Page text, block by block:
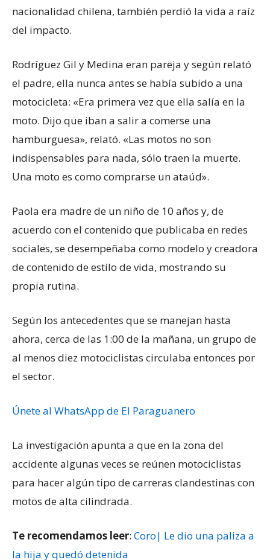
nacionalidad chilena, también perdió la vida a raíz
del impacto.
Rodríguez Gil y Medina eran pareja y según relató
el padre, ella nunca antes se había subido a una
motocicleta: «Era primera vez que ella salía en la
moto. Dijo que iban a salir a comerse una
hamburguesa», relató. «Las motos no son
indispensables para nada, sólo traen la muerte.
Una moto es como comprarse un ataúd».
Paola era madre de un niño de 10 años y, de
acuerdo con el contenido que publicaba en redes
sociales, se desempeñaba como modelo y creadora
de contenido de estilo de vida, mostrando su
propia rutina.
Según los antecedentes que se manejan hasta
ahora, cerca de las 1:00 de la mañana, un grupo de
al menos diez motociclistas circulaba entonces por
el sector.
Únete al WhatsApp de El Paraguanero
La investigación apunta a que en la zona del
accidente algunas veces se reúnen motociclistas
para hacer algún tipo de carreras clandestinas con
motos de alta cilindrada.
Te recomendamos leer: Coro| Le dio una paliza a
la hija y quedó detenida